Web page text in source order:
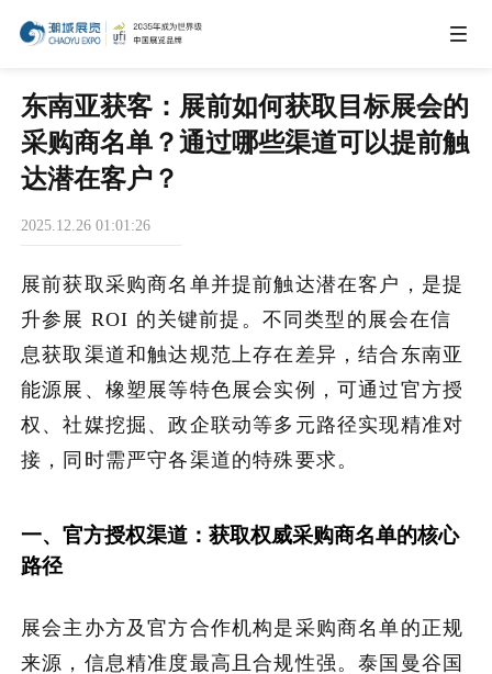
IEAE
IBTE
CHWE
商务合作
关于我们
加入潮域
东南亚获客：展前如何获取目标展会的
采购商名单？通过哪些渠道可以提前触
达潜在客户？
2025.12.26 01:01:26
展前获取采购商名单并提前触达潜在客户，是提
升参展 ROI 的关键前提。不同类型的展会在信
息获取渠道和触达规范上存在差异，结合东南亚
能源展、橡塑展等特色展会实例，可通过官方授
权、社媒挖掘、政企联动等多元路径实现精准对
接，同时需严守各渠道的特殊要求。
一、官方授权渠道：获取权威采购商名单的核心
路径
展会主办方及官方合作机构是采购商名单的正规
来源，信息精准度最高且合规性强。泰国曼谷国